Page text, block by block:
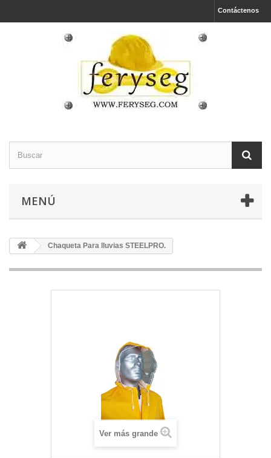
Contáctenos
MENÚ
Chaqueta Para lluvias STEELPRO.
Ver más grande